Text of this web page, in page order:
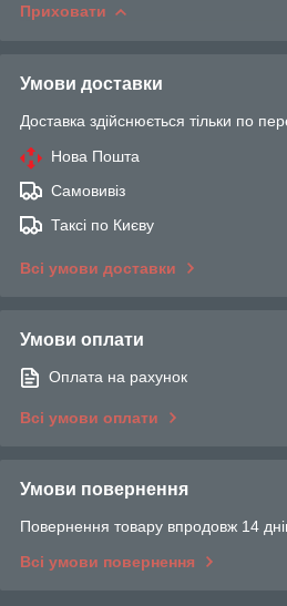
Приховати
Умови доставки
Доставка здійснюється тільки по
Нова Пошта
Самовивіз
Таксі по Києву
Всі умови доставки
Умови оплати
Оплата на рахунок
Всі умови оплати
Умови повернення
Повернення товару впродовж 14
Всі умови повернення